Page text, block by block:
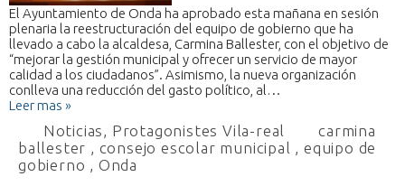
El Ayuntamiento de Onda ha aprobado esta mañana en sesión
plenaria la reestructuración del equipo de gobierno que ha
llevado a cabo la alcaldesa, Carmina Ballester, con el objetivo de
“mejorar la gestión municipal y ofrecer un servicio de mayor
calidad a los ciudadanos”. Asimismo, la nueva organización
conlleva una reducción del gasto político, al…
Leer mas »
Noticias, Protagonistes Vila-real
carmina
ballester , consejo escolar municipal ,equipo de
gobierno , Onda